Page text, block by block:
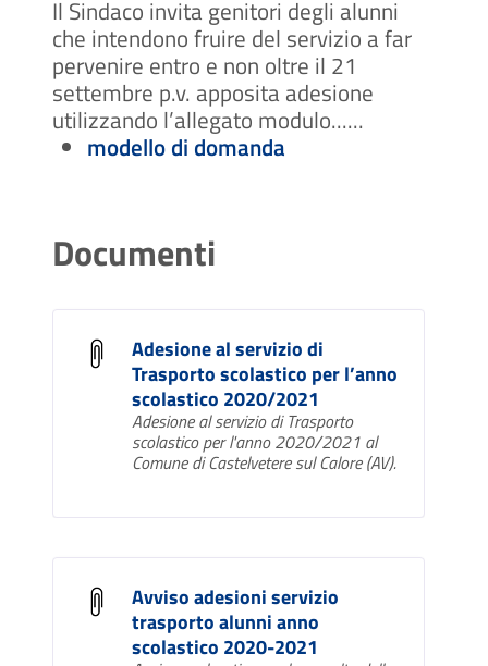
Il Sindaco invita genitori degli alunni
che intendono fruire del servizio a far
pervenire entro e non oltre il 21
settembre p.v. apposita adesione
utilizzando l’allegato modulo......
modello di domanda
Documenti
Adesione al servizio di
Trasporto scolastico per l’anno
scolastico 2020/2021
Adesione al servizio di Trasporto
scolastico per l'anno 2020/2021 al
Comune di Castelvetere sul Calore (AV).
Avviso adesioni servizio
trasporto alunni anno
scolastico 2020-2021